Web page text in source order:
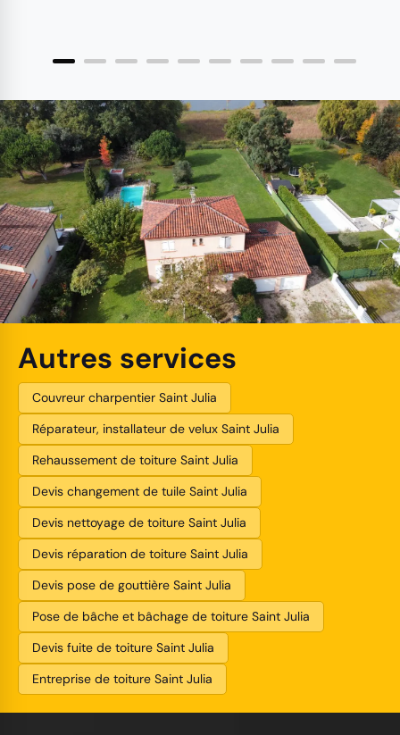
Autres services
Couvreur charpentier Saint Julia
Réparateur, installateur de velux Saint Julia
Rehaussement de toiture Saint Julia
Devis changement de tuile Saint Julia
Devis nettoyage de toiture Saint Julia
Devis réparation de toiture Saint Julia
Devis pose de gouttière Saint Julia
Pose de bâche et bâchage de toiture Saint Julia
Devis fuite de toiture Saint Julia
Entreprise de toiture Saint Julia